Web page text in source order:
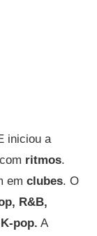
iniciou a
ritmos.
emclubes. O
R&B,
pop. A